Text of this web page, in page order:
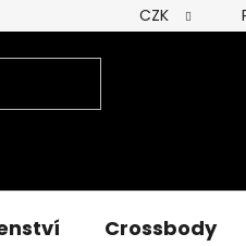
Podmínky ochrany osobních
CZK
Crossbody